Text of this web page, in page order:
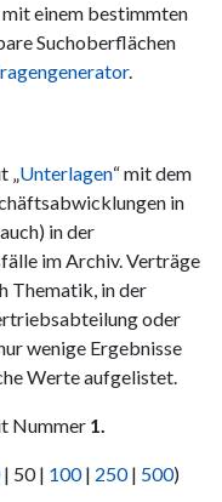
einem bestimmten
Suchoberflächen
.
„Unterlagen“ mit dem
in
in der
im Archiv. Verträge
Thematik, in der
oder
wenige Ergebnisse
Werte aufgelistet.
Nummer 1.
| 50| 100| 250| 500)